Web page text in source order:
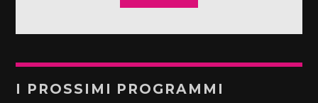
I PROSSIMI PROGRAMMI